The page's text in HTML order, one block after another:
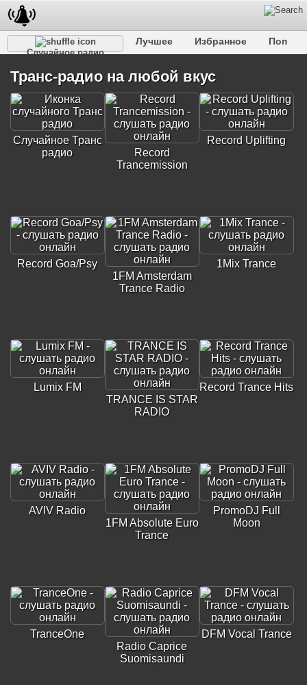
Случайное радио
Лучшее Избранное
Поп
Разговорное
Рэп Транс Дип-хаус
Джаз
Детское Классическое
Транс-радио на любой вкус
Случайное Транс
радио
Record
Trancemission
Record Uplifting
Record Goa/Psy
1FM Amsterdam
Trance Radio
1Mix Trance
Lumix FM
TRANCE IS STAR
RADIO
Record Trance Hits
AVIV Radio
1FM Absolute Euro
Trance
PromoDJ Full
Moon
TranceOne
Radio Caprice
Suomisaundi
DFM Vocal Trance